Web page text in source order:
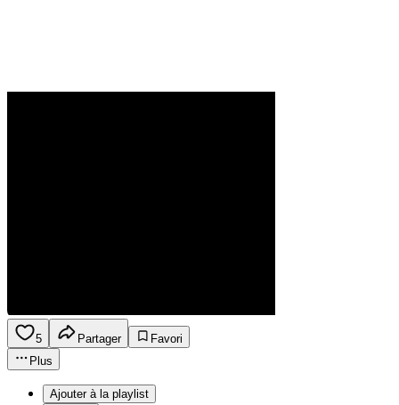
5 Partager
Favori
Plus
Ajouter à la playlist